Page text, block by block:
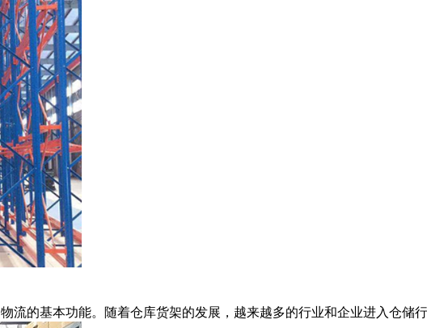
流的基本功能。随着仓库货架的发展，越来越多的行业和企业进入仓储